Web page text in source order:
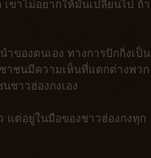
เขาไม่อยากให้มันเปลี่ยนไป ถ้า
ของตนเอง ทางการปักกิ่งเป็น
าชนมีความเห็นที่แตกต่างพวก
ชาวฮ่องกงเอง
แต่อยู่ในมือของชาวฮ่องกงทุก